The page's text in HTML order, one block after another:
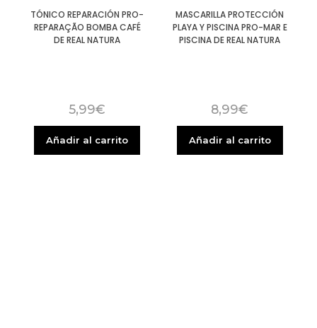
TÓNICO REPARACIÓN PRO-
REPARAÇÃO BOMBA CAFÉ
DE REAL NATURA
5,99€
Añadir al carrito
MASCARILLA PROTECCIÓN
PLAYA Y PISCINA PRO-MAR E
PISCINA DE REAL NATURA
8,99€
Añadir al carrito